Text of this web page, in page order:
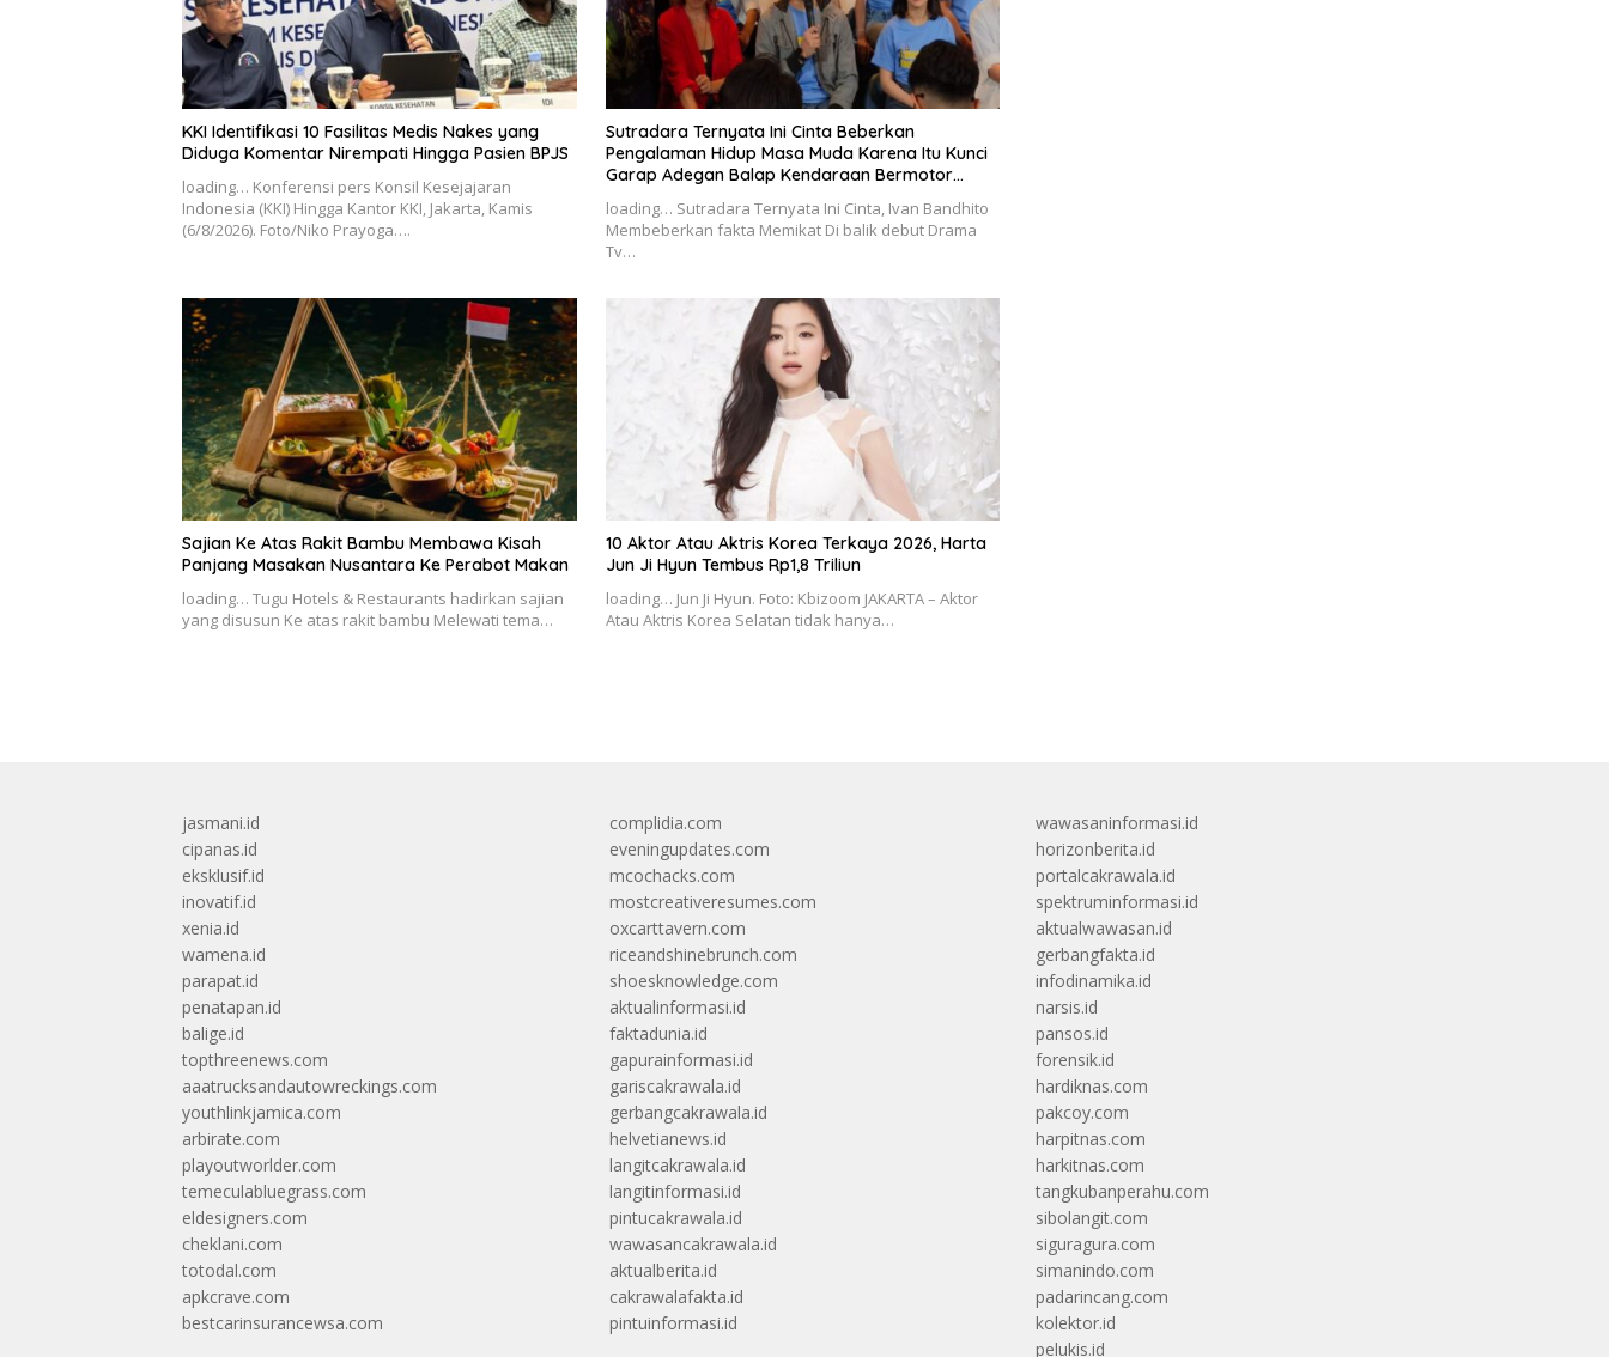
KKI Identifikasi 10 Fasilitas Medis Nakes yang
Diduga Komentar Nirempati Hingga Pasien BPJS
loading… Konferensi pers Konsil Kesejajaran
Indonesia (KKI) Hingga Kantor KKI, Jakarta, Kamis
(6/8/2026). Foto/Niko Prayoga….
Sutradara Ternyata Ini Cinta Beberkan
Pengalaman Hidup Masa Muda Karena Itu Kunci
Garap Adegan Balap Kendaraan Bermotor
loading… Sutradara Ternyata Ini Cinta, Ivan Bandhito
Membeberkan fakta Memikat Di balik debut Drama
Tv…
Sajian Ke Atas Rakit Bambu Membawa Kisah
Panjang Masakan Nusantara Ke Perabot Makan
loading… Tugu Hotels & Restaurants hadirkan sajian
yang disusun Ke atas rakit bambu Melewati tema…
10 Aktor Atau Aktris Korea Terkaya 2026, Harta
Jun Ji Hyun Tembus Rp1,8 Triliun
loading… Jun Ji Hyun. Foto: Kbizoom JAKARTA – Aktor
Atau Aktris Korea Selatan tidak hanya…
jasmani.id
cipanas.id
eksklusif.id
inovatif.id
xenia.id
wamena.id
parapat.id
penatapan.id
balige.id
topthreenews.com
aaatrucksandautowreckings.com
youthlinkjamica.com
arbirate.com
playoutworlder.com
temeculabluegrass.com
eldesigners.com
cheklani.com
totodal.com
apkcrave.com
bestcarinsurancewsa.com
complidia.com
eveningupdates.com
mcochacks.com
mostcreativeresumes.com
oxcarttavern.com
riceandshinebrunch.com
shoesknowledge.com
aktualinformasi.id
faktadunia.id
gapurainformasi.id
gariscakrawala.id
gerbangcakrawala.id
helvetianews.id
langitcakrawala.id
langitinformasi.id
pintucakrawala.id
wawasancakrawala.id
aktualberita.id
cakrawalafakta.id
pintuinformasi.id
wawasaninformasi.id
horizonberita.id
portalcakrawala.id
spektruminformasi.id
aktualwawasan.id
gerbangfakta.id
infodinamika.id
narsis.id
pansos.id
forensik.id
hardiknas.com
pakcoy.com
harpitnas.com
harkitnas.com
tangkubanperahu.com
sibolangit.com
siguragura.com
simanindo.com
padarincang.com
kolektor.id
pelukis.id